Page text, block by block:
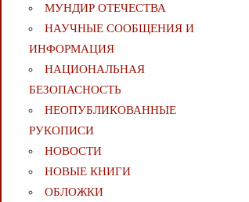
МУНДИР ОТЕЧЕСТВА
НАУЧНЫЕ СООБЩЕНИЯ И
ИНФОРМАЦИЯ
НАЦИОНАЛЬНАЯ
БЕЗОПАСНОСТЬ
НЕОПУБЛИКОВАННЫЕ
РУКОПИСИ
НОВОСТИ
НОВЫЕ КНИГИ
ОБЛОЖКИ